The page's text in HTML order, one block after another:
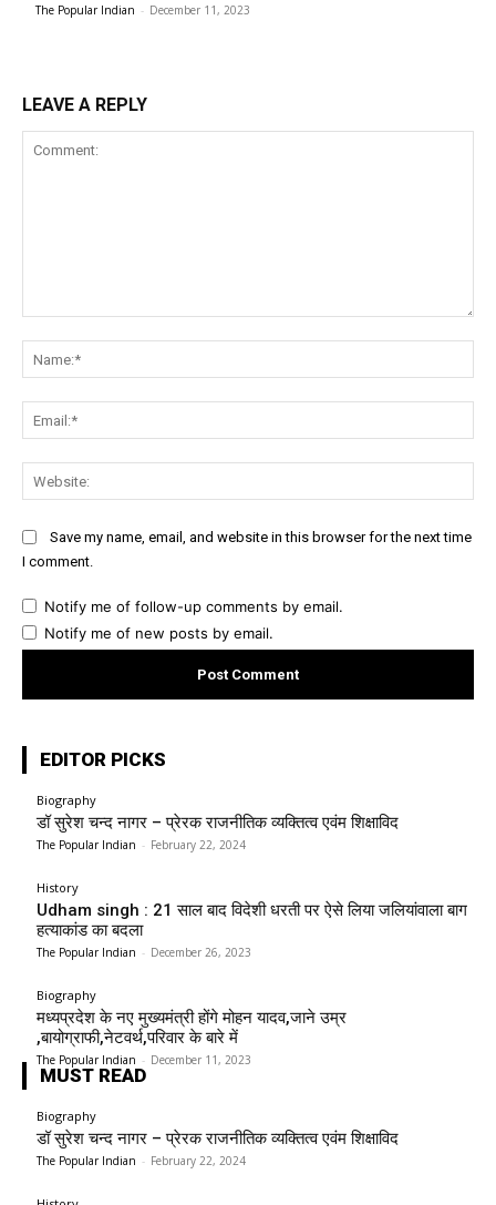
The Popular Indian - December 11, 2023
LEAVE A REPLY
Save my name, email, and website in this browser for the next time
I comment.
Notify me of follow-up comments by email.
Notify me of new posts by email.
EDITOR PICKS
Biography
डॉ सुरेश चन्द नागर – प्रेरक राजनीतिक व्यक्तित्व एवंम शिक्षाविद
The Popular Indian - February 22, 2024
History
Udham singh : 21 साल बाद विदेशी धरती पर ऐसे लिया जलियांवाला बाग
हत्याकांड का बदला
The Popular Indian - December 26, 2023
Biography
मध्यप्रदेश के नए मुख्यमंत्री होंगे मोहन यादव,जाने उम्र
,बायोग्राफी,नेटवर्थ,परिवार के बारे में
The Popular Indian - December 11, 2023
MUST READ
Biography
डॉ सुरेश चन्द नागर – प्रेरक राजनीतिक व्यक्तित्व एवंम शिक्षाविद
The Popular Indian - February 22, 2024